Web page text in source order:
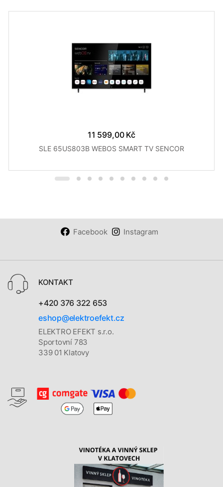
11 599,00 Kč
SLE 65US803B WEBOS SMART TV SENCOR
Facebook Instagram
KONTAKT
+420 376 322 653
eshop@elektroefekt.cz
ELEKTRO EFEKT s.r.o.
Sportovní 783
339 01 Klatovy